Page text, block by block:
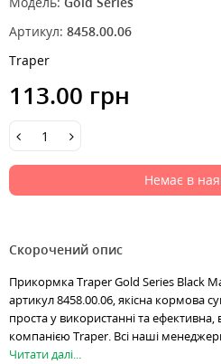
Артикул: 8458.00.06
Traper
113.00 грн
Немає в
Скорочений опис
Прикормка Traper Gold Series Black
артикул 8458.00.06, якісна кормова
проста у використанні та ефективна,
компанією Traper. Всі наші
Читати далі...